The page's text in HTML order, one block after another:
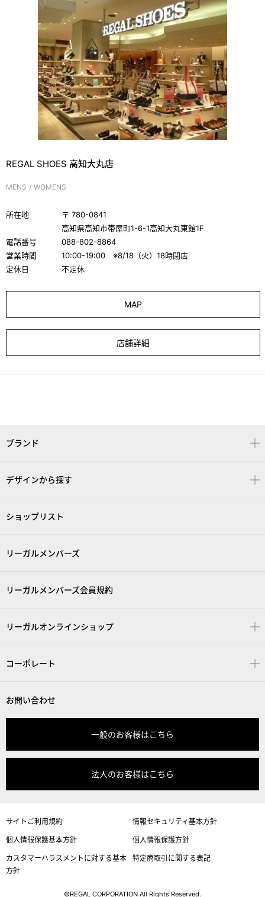
REGAL SHOES 高知大丸店
MENS WOMENS
所在地 〒780-0841
高知県高知市帯屋町1-6-1高知大丸東館1F
電話番号
088-802-8864
営業時間
10:00-19:00 ※8/18（火）18時閉店
定休日
不定休
MAP
店舗詳細
ブランド
デザインから探す
ショップリスト
リーガルメンバーズ
リーガルメンバーズ会員規約
リーガルオンラインショップ
コーポレート
お問い合わせ
一般のお客様はこちら
法人のお客様はこちら
サイトご利用規約 情報セキュリティ基本方針
個人情報保護基本方針 個人情報保護方針
カスタマーハラスメントに対する基本
方針
特定商取引に関する表記
©REGAL CORPORATION All Rights Reserved.